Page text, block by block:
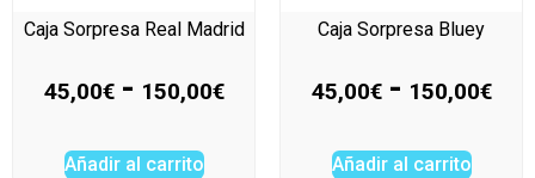
Caja Sorpresa Real Madrid
45,00€ - 150,00€
Añadir al carrito
Caja Sorpresa Bluey
45,00€ - 150,00€
Añadir al carrito